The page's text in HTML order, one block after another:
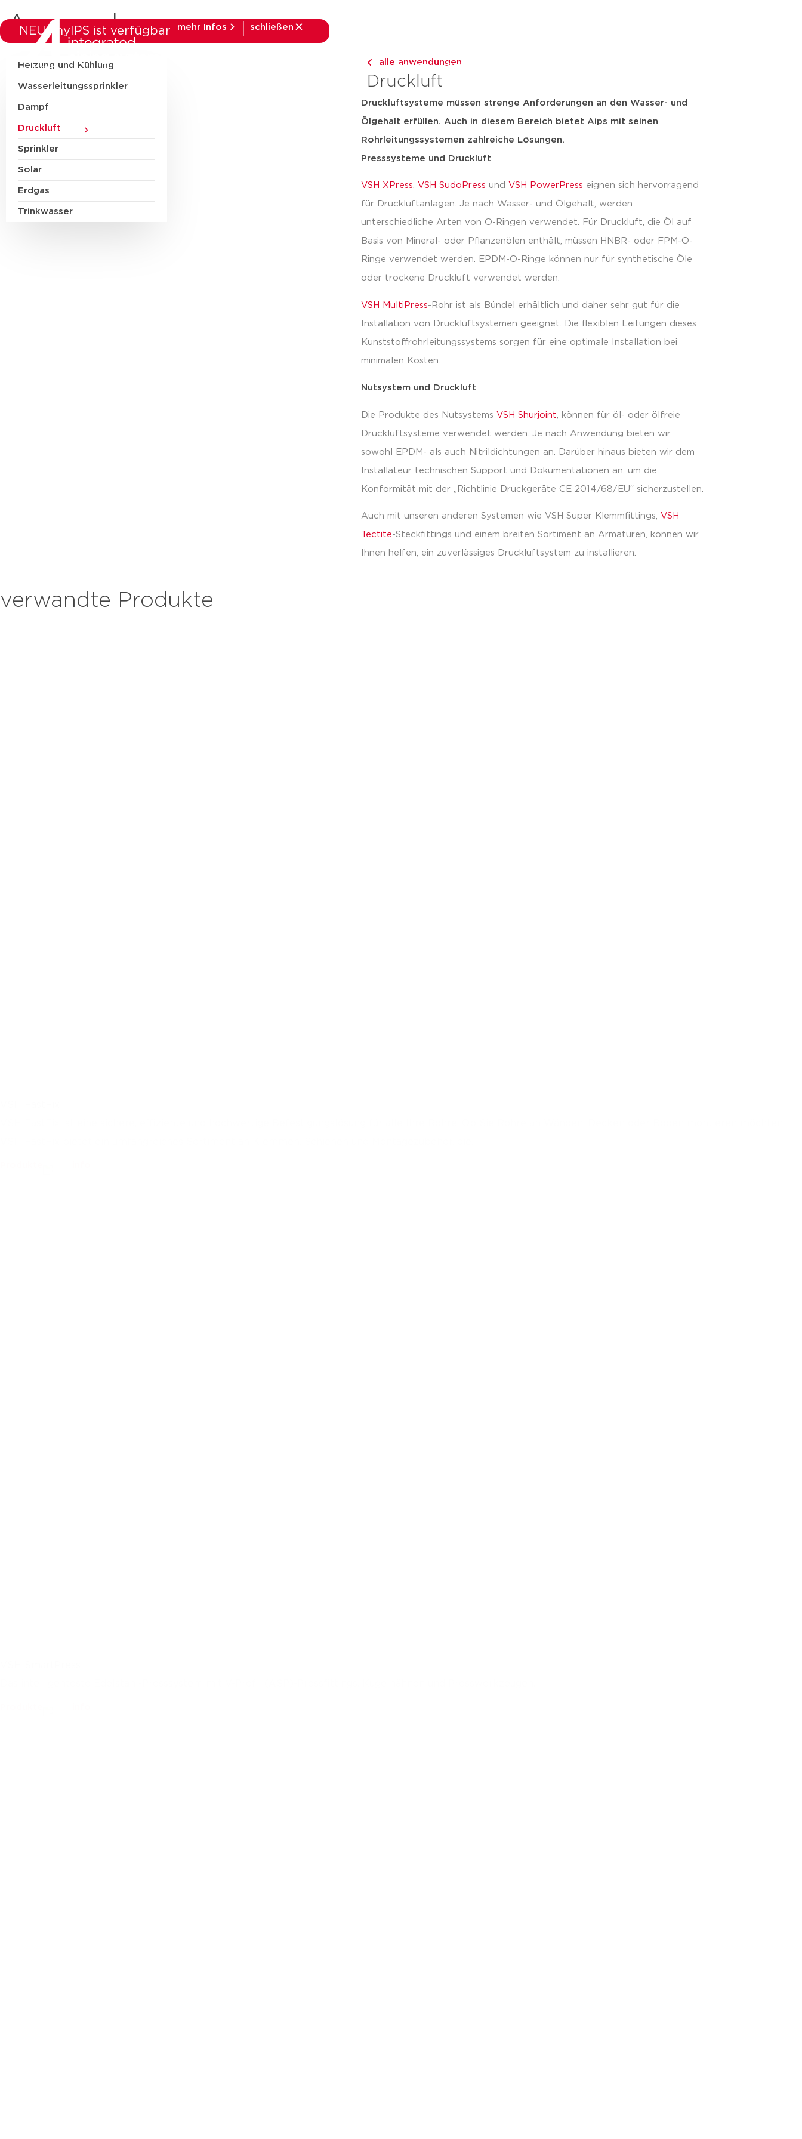
NEU: myIPS ist verfügbar mehr Infos
schließen
Anwendungen Medien Services
Anwendungen
Heizung und Kühlung
Wasserleitungssprinkler
Dampf
Druckluft
Sprinkler
Solar
Erdgas
Trinkwasser
alle anwendungen
Druckluft
Druckluftsysteme müssen strenge Anforderungen an den Wasser- und
Ölgehalt erfüllen. Auch in diesem Bereich bietet Aips mit seinen
Rohrleitungssystemen zahlreiche Lösungen.
Presssysteme und Druckluft
VSH XPress, VSH SudoPress und VSH PowerPress eignen sich hervorragend
für Druckluftanlagen. Je nach Wasser- und Ölgehalt, werden
unterschiedliche Arten von O-Ringen verwendet. Für Druckluft, die Öl auf
Basis von Mineral- oder Pflanzenölen enthält, müssen HNBR- oder FPM-O-
Ringe verwendet werden. EPDM-O-Ringe können nur für synthetische Öle
oder trockene Druckluft verwendet werden.
VSH MultiPress-Rohr ist als Bündel erhältlich und daher sehr gut für die
Installation von Druckluftsystemen geeignet. Die flexiblen Leitungen dieses
Kunststoffrohrleitungssystems sorgen für eine optimale Installation bei
minimalen Kosten.
Nutsystem und Druckluft
Die Produkte des Nutsystems VSH Shurjoint , können für öl- oder ölfreie
Druckluftsysteme verwendet werden. Je nach Anwendung bieten wir
sowohl EPDM- als auch Nitrildichtungen an. Darüber hinaus bieten wir dem
Installateur technischen Support und Dokumentationen an, um die
Konformität mit der „Richtlinie Druckgeräte CE 2014/68/EU“ sicherzustellen.
Auch mit unseren anderen Systemen wie VSH Super Klemmfittings, VSH
Tectite-Steckfittings und einem breiten Sortiment an Armaturen, können wir
Ihnen helfen, ein zuverlässiges Druckluftsystem zu installieren.
verwandte Produkte